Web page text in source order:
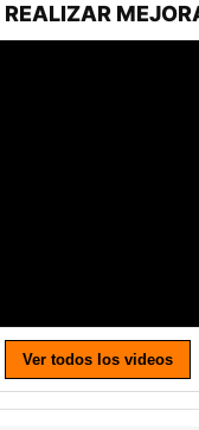
Ver todos los videos